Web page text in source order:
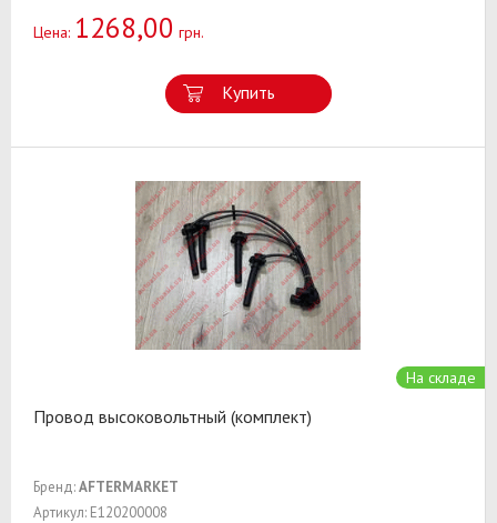
Цена: 1268,00 грн.
Купить
На складе
Провод высоковольтный (комплект)
Бренд:AFTERMARKET
Артикул: E120200008